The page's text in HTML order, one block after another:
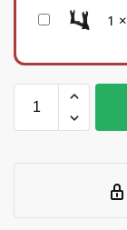
n
o
i
e
S
p
p
o
1 ×